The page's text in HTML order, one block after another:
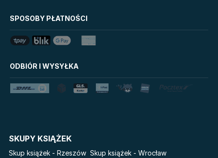
Grzeszni Miliarderzy
Uniwersum Reina Roja
Królestwo kłamstw
Lato
Tim Marshall on
Star Wars Darth Vader
Pamiętniki Wampirów
Światy Pilipiuka
SPOSOBY PŁATNOŚCI
ODBIÓR I WYSYŁKA
SKUPY KSIĄŻEK
Skup książek - Rzeszów Skup książek - Wrocław